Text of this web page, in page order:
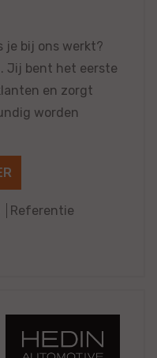
je bij ons werkt?
. Jij bent het eerste
en zorgt
worden
Referentie